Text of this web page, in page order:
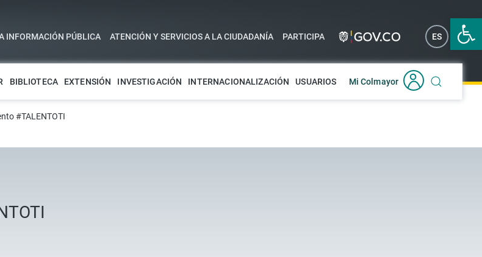
Abrir
INFORMACIÓN PÚBLICA ATENCIÓN Y SERVICIOS A LA CIUDADANÍA PARTICIPA ES EN
BIBLIOTECA EXTENSIÓN INVESTIGACIÓN INTERNACIONALIZACIÓN USUARIOS Mi Colmayor
#TALENTOTI